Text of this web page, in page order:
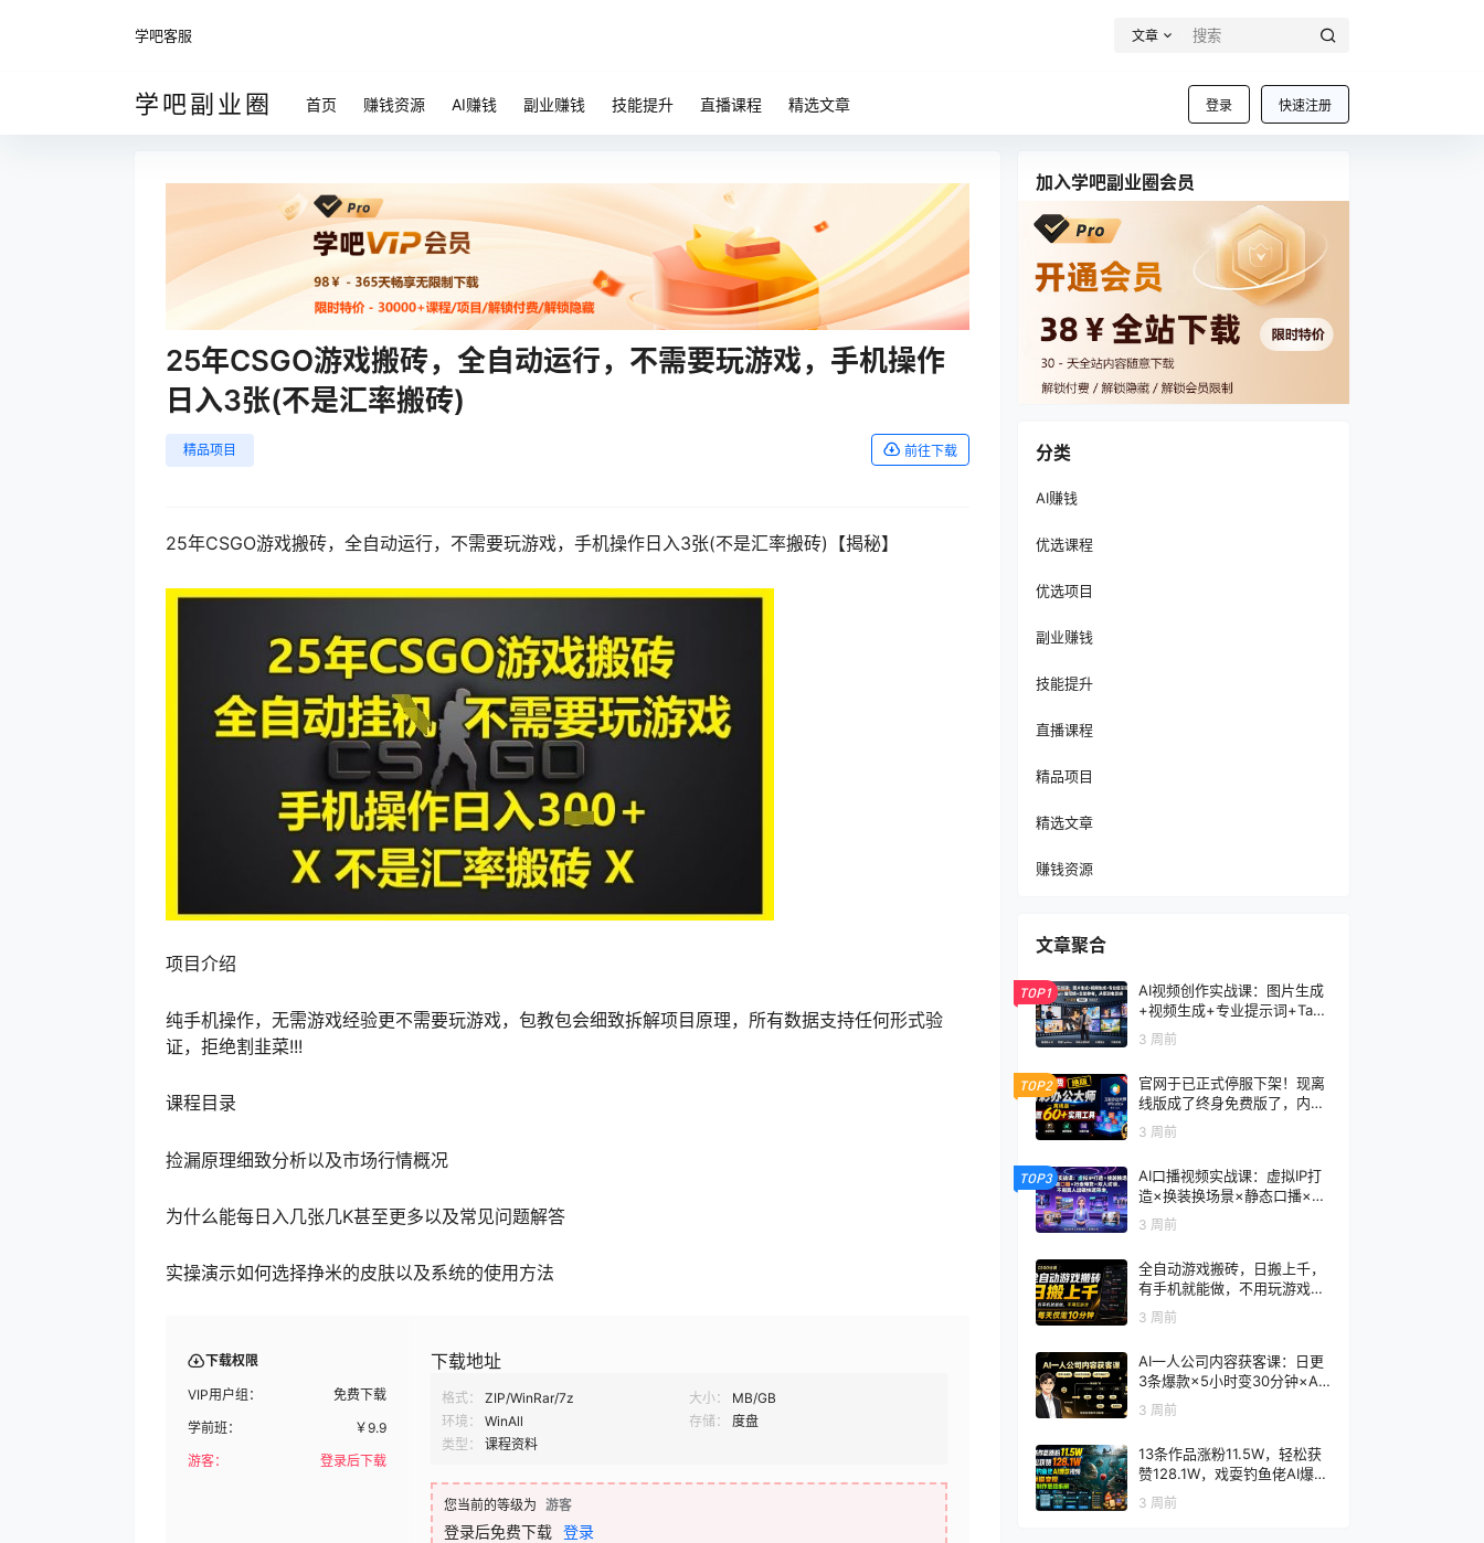
学吧客服 文章
学吧副业圈 登录 快速注册
首页 赚钱资源 AI赚钱 副业赚钱 技能提升 直播课程 精选文章
25年CSGO游戏搬砖，全自动运行，不需要玩游戏，手机操作
日入3张(不是汇率搬砖)
精品项目 前往下载
25年CSGO游戏搬砖，全自动运行，不需要玩游戏，手机操作日入3张(不是汇率搬砖)【揭秘】
项目介绍
纯手机操作，无需游戏经验更不需要玩游戏，包教包会细致拆解项目原理，所有数据支持任何形式验
证，拒绝割韭菜!!!
课程目录
捡漏原理细致分析以及市场行情概况
为什么能每日入几张几K甚至更多以及常见问题解答
实操演示如何选择挣米的皮肤以及系统的使用方法
下载权限
VIP用户组：
免费下载
学前班：
￥9.9
游客：
登录后下载
下载地址
格式： ZIP/WinRar/7z 大小：
MB/GB
环境：
WinAll 存储：
度盘
类型：
课程资料
您当前的等级为 游客
登录后免费下载 登录
加入学吧副业圈会员
分类
AI赚钱
优选课程
优选项目
副业赚钱
技能提升
直播课程
精品项目
精选文章
赚钱资源
文章聚合
TOP1
AI视频创作实战课：图片生成
+视频生成+专业提示词+TapN
ow×首尾帧+全能参考，从零
到电影感成片
3 周前
TOP2
官网于已正式停服下架！现离
线版成了终身免费版了，内置
60+实用工具 万彩办公大师离
线版 OfficeBox
3 周前
TOP3
AI口播视频实战课：虚拟IP打
造×换装换场景×静态口播×行
走带货×双人访谈，不用真人
出镜快速落地
3 周前
全自动游戏搬砖，日搬上千，
有手机就能做，不用玩游戏，
每天仅需10分钟
3 周前
AI一人公司内容获客课：日更
3条爆款×5小时变30分钟×AI
员工自动打工，轻松实现多平
台获客
3 周前
13条作品涨粉11.5W，轻松获
赞128.1W，戏耍钓鱼佬AI爆款
视频，多渠道变现，全套制作
思路拆解
3 周前